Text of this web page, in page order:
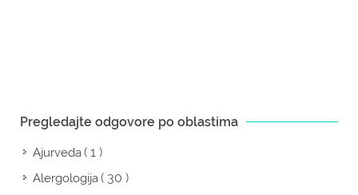
Pregledajte odgovore po oblastima
Ajurveda( 1 )
Alergologija( 30 )